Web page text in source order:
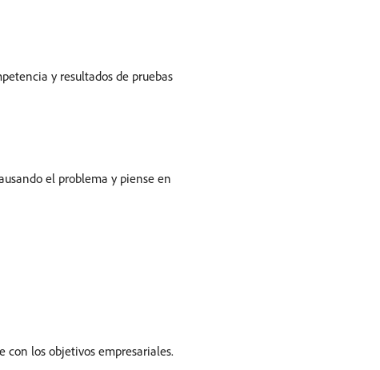
y resultados de pruebas
el problema y piense en
los objetivos empresariales.